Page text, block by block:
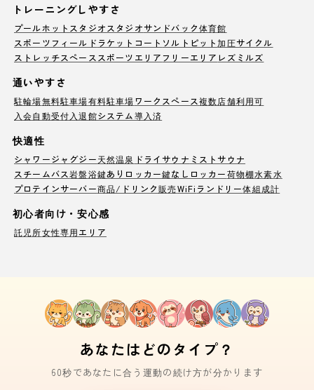
トレーニングしやすさ
プールホットスタジオ スタジオサンドバック体育館
スポーツフィールド ラケットコート ソルトピット加圧サイクル
ストレッチスペース スポーツエリア フリーエリア レズミルズ
通いやすさ
駐輪場無料駐車場有料駐車場ワークスペース複数店舗利用可
入会自動受付 入退館システム導入済
快適性
シャワージャグジー天然温泉 ドライサウナ ミストサウナ
スチームバス岩盤浴鍵ありロッカー鍵なしロッカー荷物棚水素水
プロテインサーバー商品/ドリンク販売WiFi ランドリー体組成計
初心者向け・安心感
託児所女性専用エリア
あなたはどのタイプ？
60秒であなたに合う運動の続け方が分かります